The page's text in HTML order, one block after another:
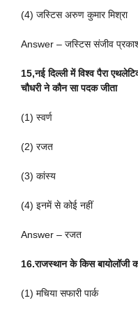
(4) जस्टिस अरुण कुमार मिश्रा
Answer – जस्टिस संजीव प्रकाश
15,नई दिल्ली में विश्व पैरा
चौधरी ने कौन सा पदक जीता
(1) स्वर्ण
(2) रजत
(3) कांस्य
(4) इनमें से कोई नहीं
Answer – रजत
16.राजस्थान के किस बायोलॉजी
(1) मचिया सफारी पार्क